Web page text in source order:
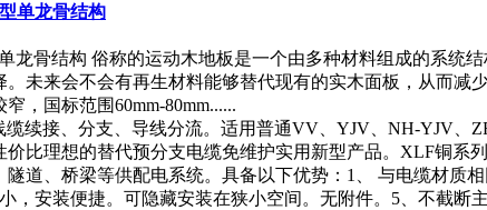
单龙骨结构
龙骨结构 俗称的运动木地板是一个由多种材料组成的系统
未来会不会有再生材料能够替代现有的实木面板，从而
，国标范围60mm-80mm......
续接、分支、导线分流。适用普通VV、YJV、NH-YJV、
比理想的替代预分支电缆免维护实用新型产品。XLF铜
道、桥梁等供配电系统。具备以下优势：1、 与电缆材质
，安装便捷。可隐藏安装在狭小空间。无附件。5、不截断